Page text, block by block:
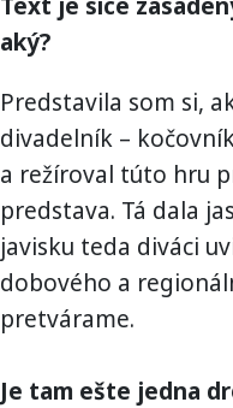
aký?
Predstavila som si,
divadelník –
a režíroval túto hru
predstava. Tá dala
javisku teda diváci
dobového a
pretvárame.
Je tam ešte jedna